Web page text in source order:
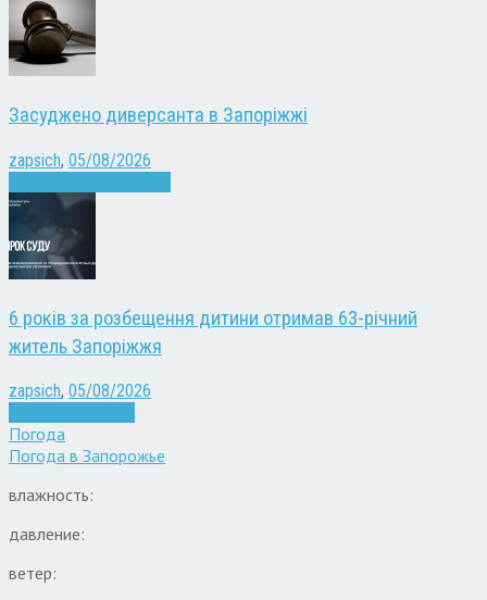
Засуджено диверсанта в Запоріжжі
zapsich, 05/08/2026
6 років за розбещення дитини отримав 63-річний
житель Запоріжжя
zapsich, 05/08/2026
Погода
Погода в Запорожье
влажность:
давление:
ветер: